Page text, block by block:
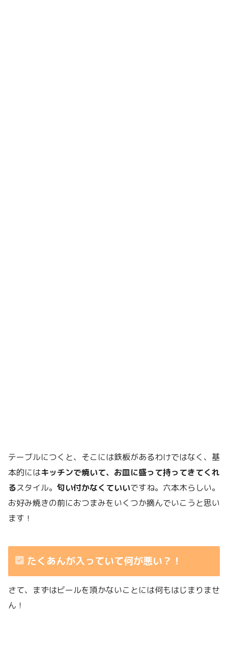
テーブルにつくと、そこには鉄板があるわけではなく、基
本的にはキッチンで焼いて、お皿に盛って持ってきてくれ
るスタイル。 匂い付かなくていいですね。六本木らしい。
お好み焼きの前におつまみをいくつか摘んでいこうと思い
ます！
たくあんが入っていて何が悪い？！
さて、まずはビールを頂かないことには何もはじまりませ
ん！